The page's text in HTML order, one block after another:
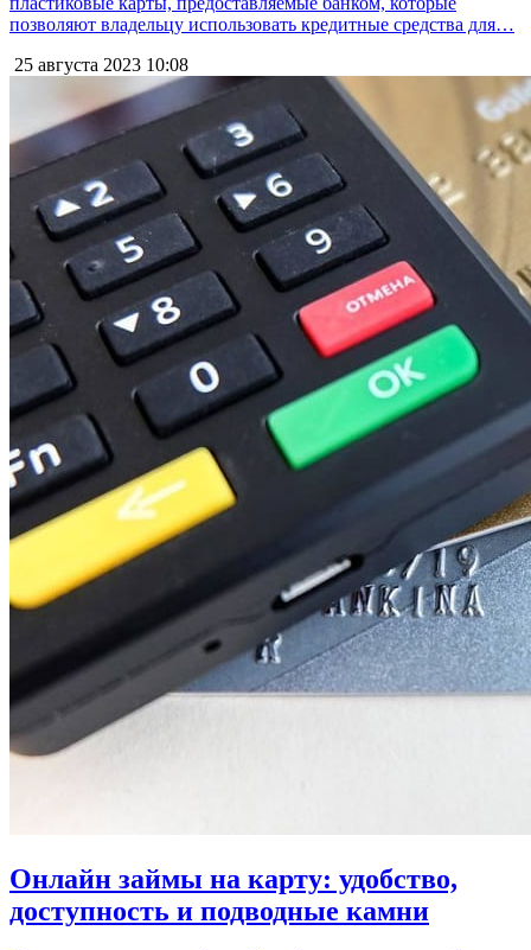
позволяют владельцу использовать кредитные средства для…
25 августа 2023 10:08
Онлайн займы на карту: удобство,
доступность и подводные камни